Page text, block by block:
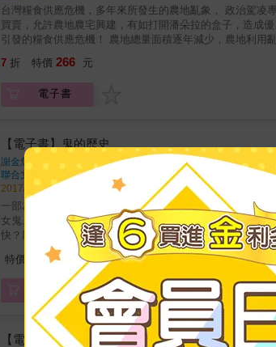
台灣糧食供應危機，多年來所發生的農地亂象， 政治駕凌專業的歷史真相，本書一一揭露！ 民國八十九年農發條例修正案通過後，開放農地自由
買賣，允許農地農宅興建，有如打開潘朵拉的盒子，造成
引發的糧食供應危機！ 農地總量面積逐年減少，農地利用亂象逐年增多。台灣的農地被濫用、誤用、占用，愈來愈嚴重！台灣的每一塊農地都成
陽能板占據，這都與政府的農地政策與農糧政策有著密切
動農業種電，更是帶頭破壞農地的行為，使得農業發展受到嚴重傷害。 務實的思考如何合理的使用農地，農業使用不再
島國，當發生天災人禍，或國外進口斷鏈，或發生戰亂，
來？書中一一列舉出台灣潛藏的諸多危機，提出諍言，值得
7 折 特價 266 元
電子書
【電子書】鬼的歷史
謝金魚、陳韋聿、神奇海獅著
聯合文學
2017/07/12 出版
一部為鬼喉舌的怪書！ ★「故事」網站超人氣作家X新銳畫家金芸萱──是擅長說鬼故事的朋友呢！& ★鬼友粗乃玩！女巫、吸血鬼、殭屍、中國
女鬼、碟仙&hellip;&hellip;跨越東西方＆陰陽界，爬梳史料中的鬼怪紀聞。& ★鬼界原來很有事～碟仙透過靈乩
快？屍屍戀也能有好結局？& 陽間鬼陰間人，一探鬼界潛規則 從鬼的史料中，我們看見人類對於未知的恐慌、瘋狂，也看見人類對於所愛的眷戀
與溫柔。而人界的規則也會被投射在鬼界中──冥婚、作弊、伸冤
打考生？ ．為什麼女鬼都要到人間找帥哥？陰間沒有帥哥嗎？ ．含冤而死的鬼魂，怨念比核災還可怕？ 逢人說鬼，促進陰陽界的正面交流 所有
鬼故事，都脫離不了人的目擊、記錄與轉述，相較於人類
的立場，反思我等人類對鬼界的迫害與歧視，為鬼喉舌！
特價 252 元
電子書
【電子書】鬼的歷史：不管是什麼鬼，都給我來一